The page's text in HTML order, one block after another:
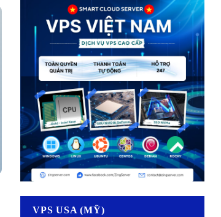
VPS USA (MỸ)